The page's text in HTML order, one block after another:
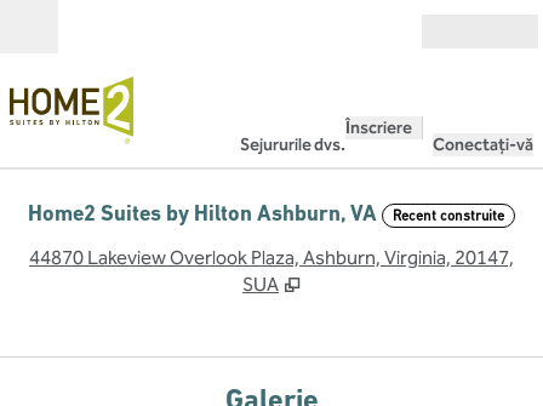
Sejururile dvs.
Înscriere
Conectați-vă
Home2 Suites by Hilton Ashburn, VA Recent construite
44870 Lakeview Overlook Plaza, Ashburn, Virginia, 20147,
SUA